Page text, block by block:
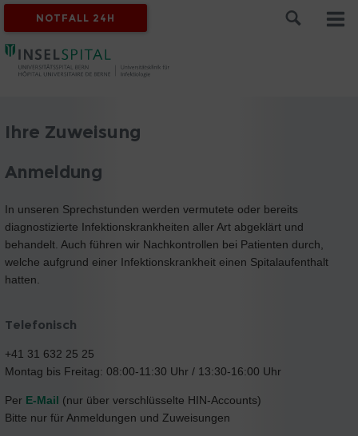
NOTFALL 24H
Ihre Zuweisung
Anmeldung
In unseren Sprechstunden werden vermutete oder bereits
diagnostizierte Infektionskrankheiten aller Art abgeklärt und
behandelt. Auch führen wir Nachkontrollen bei Patienten durch,
welche aufgrund einer Infektionskrankheit einen Spitalaufenthalt
hatten.
Telefonisch
+41 31 632 25 25
Montag bis Freitag: 08:00-11:30 Uhr / 13:30-16:00 Uhr
Per E-Mail (nur über verschlüsselte HIN-Accounts)
Bitte nur für Anmeldungen und Zuweisungen